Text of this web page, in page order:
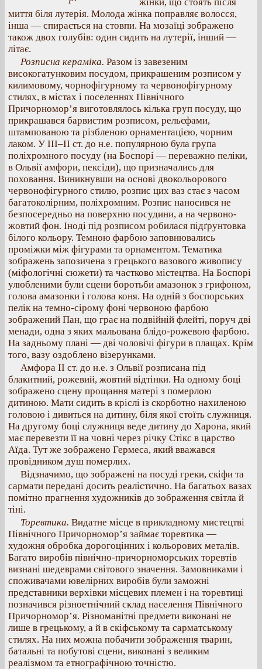
миття біля лутерія. Молода жінка поправляє волосся,
інша — спирається на стовпи. На мозаїці зображено
також двох голубів: один сидить на лутерії, інший —
літає.
Розписна кераміка. Разом із завезеним
високогатунковим посудом, прикрашеним розписом у
килимовому, чорнофігурному та червонофігурному
стилях, в містах і поселеннях Північного
Причорномор’я виготовлялось кілька груп посуду, що
прикрашався барвистим розписом, рельєфами,
штампованою та різбленою орнаментацією, чорним
лаком. У ІІІ–ІІ ст. до н.е. популярною була група
поліхромного посуду (на Боспорі — переважно пеліки,
в Ольвії амфори, пексіди), що призначались для
поховання. Виникнувши на основі двокольорового
червонофігурного стилю, розпис цих ваз стає з часом
багатоколірним, поліхромним. Розпис наносився не
безпосередньо на поверхню посудини, а на червоно-
жовтий фон. Іноді під розписом робилася підґрунтовка
білого кольору. Темною фарбою заповнювались
проміжки між фігурами та орнаментом. Тематика
зображень запозичена з грецького вазового живопису
(міфологічні сюжети) та частково містецтва. На Боспорі
улюбленими були сцени боротьби амазонок з грифоном,
голова амазонки і голова коня. На одній з боспорських
пелік на темно-сірому фоні червоною фарбою
зображений Пан, що грає на подвійній флейті, поруч дві
менади, одна з яких мальована блідо-рожевою фарбою.
На задньому плані — дві чоловічі фігури в плащах. Крім
того, вазу оздоблено візерунками.
Амфора ІІ ст. до н.е. з Ольвії розписана під
блакитний, рожевий, жовтий відтінки. На одному боці
зображено сцену прощання матері з померлою
дитиною. Мати сидить в кріслі із скорботно нахиленою
головою і дивиться на дитину, біля якої стоїть служниця.
На другому боці служниця веде дитину до Харона, який
має перевезти її на човні через річку Стікс в царство
Аїда. Тут же зображено Гермеса, який вважався
провідником душ померлих.
Відзначимо, що зображені на посуді греки, скіфи та
сармати передані досить реалістично. На багатьох вазах
помітно прагнення художників до зображення світла й
тіні.
Торевтика. Видатне місце в прикладному мистецтві
Північного Причорномор’я займає торевтика —
художня обробка дорогоцінних і кольорових металів.
Багато виробів північно-причорноморських торевтів
визнані шедеврами світового значення. Замовниками і
споживачами ювелірних виробів були заможні
представники верхівки місцевих племен і на торевтиці
позначився різноетнічний склад населення Північного
Причорномор’я. Різноманітні предмети виконані не
лише в грецькому, а й в скіфському та сарматському
стилях. На них можна побачити зображення тварин,
батальні та побутові сцени, виконані з великим
реалізмом та етнографічною точністю.